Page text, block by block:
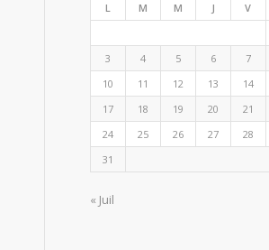
L M M J V
3
4 5 6 7
10
11 12 13 14
17
18 19 20 21
24
25 26 27 28
31
« Juil